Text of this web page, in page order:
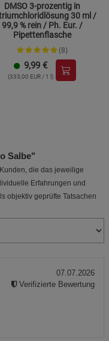
DMSO 3-prozentig in
30 ml /
99,9 % rein / Ph. Eur. /
Pipettenflasche
(8)
9,99 €
(333,00 EUR / 1 l)
Salbe"
die das jeweilige
Erfahrungen und
objektiv geprüfte Tatsachen
07.07.2026
Verifizierte Bewertung